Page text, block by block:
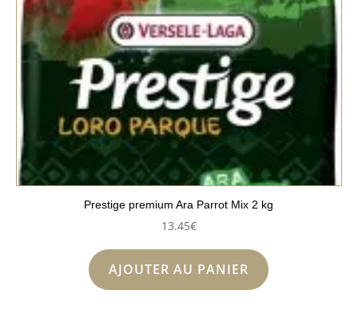
Prestige premium Ara Parrot Mix 2 kg
13.45€
AJOUTER AU PANIER